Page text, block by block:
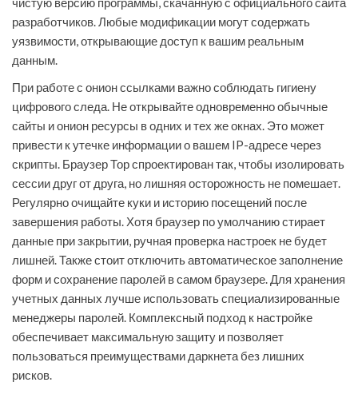
разработчиков. Любые модификации могут содержать
уязвимости, открывающие доступ к вашим реальным
данным.
При работе с онион ссылками важно соблюдать гигиену
цифрового следа. Не открывайте одновременно обычные
сайты и онион ресурсы в одних и тех же окнах. Это может
привести к утечке информации о вашем IP-адресе через
скрипты. Браузер Тор спроектирован так, чтобы изолировать
сессии друг от друга, но лишняя осторожность не помешает.
Регулярно очищайте куки и историю посещений после
завершения работы. Хотя браузер по умолчанию стирает
данные при закрытии, ручная проверка настроек не будет
лишней. Также стоит отключить автоматическое заполнение
форм и сохранение паролей в самом браузере. Для хранения
учетных данных лучше использовать специализированные
менеджеры паролей. Комплексный подход к настройке
обеспечивает максимальную защиту и позволяет
пользоваться преимуществами даркнета без лишних
рисков.